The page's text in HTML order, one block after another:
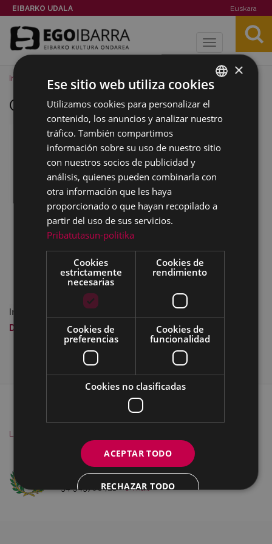
EIBARKO UDALA Euskara
Toggle
Inicio Imágenes Odon Apraiz
Odon Apraiz
Imagen a tamaño completo:
Descargar
ACCESIBILIDAD
LEGAL
Ego Ibarra Batzordea - Eibarko Udala
Untzaga Plaza - 20600 Eibar
+34 943708421 -e-mail
BASQUE
SPANISH
×
Ese sitio web utiliza cookies
Utilizamos cookies para personalizar el
contenido, los anuncios y analizar nuestro
tráfico. También compartimos
información sobre su uso de nuestro sitio
con nuestros socios de publicidad y
análisis, quienes pueden combinarla con
otra información que les haya
proporcionado o que hayan recopilado a
partir del uso de sus servicios.
Pribatutasun-politika
Cookies
estrictamente
necesarias
Cookies de
rendimiento
Cookies de
preferencias
Cookies de
funcionalidad
Cookies no clasificadas
ACEPTAR TODO
RECHAZAR TODO